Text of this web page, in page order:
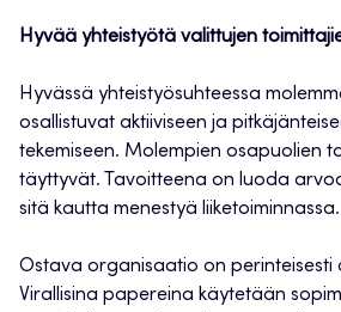
Hyvää yhteistyötä valittujen
Hyvässä yhteistyösuhteessa
osallistuvat aktiiviseen ja
tekemiseen. Molempien osapuolien
täyttyvät. Tavoitteena on luoda
sitä kautta menestyä liiketoiminnassa.
Ostava organisaatio on perinteisesti
Virallisina papereina käytetään